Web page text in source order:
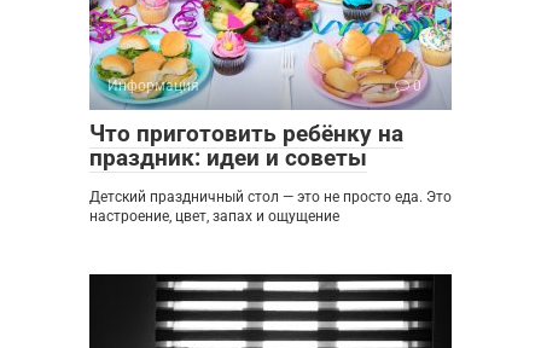
Информация 0
Что приготовить ребёнку на
праздник: идеи и советы
Детский праздничный стол — это не просто еда. Это
настроение, цвет, запах и ощущение